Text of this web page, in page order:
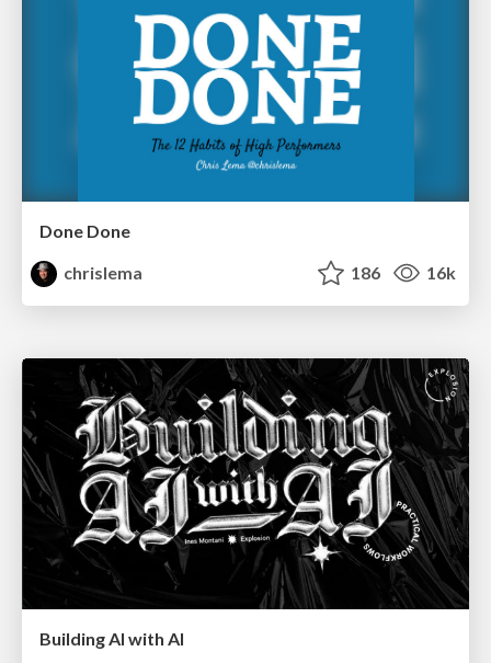
Done Done
chrislema
186 16k
Building AI with AI